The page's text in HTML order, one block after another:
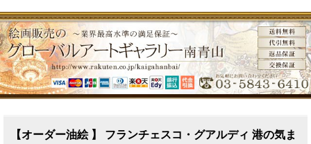
【オーダー油絵 】 フランチェスコ・グアルディ 港の気ま